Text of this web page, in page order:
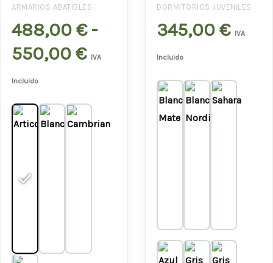
ARMARIOS ABATIBLES
488,00€ -
550,00€
488,00 €
hasta
550,00 €
IVA
Incluido
DORMITORIOS JUVENILES
345,00€ IVA
Incluido